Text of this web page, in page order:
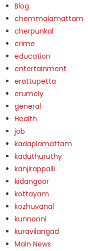
Blog
chemmalamattam
cherpunkal
crime
education
entertainment
erattupetta
erumely
general
Health
job
kadaplamattam
kaduthuruthy
kanjirappalli
kidangoor
kottayam
kozhuvanal
kunnonni
kuravilangad
Main News